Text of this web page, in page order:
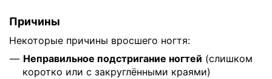
Причины
Некоторые причины вросшего ногтя:
Неправильное подстригание ногтей (слишком
коротко или с закруглёнными краями)